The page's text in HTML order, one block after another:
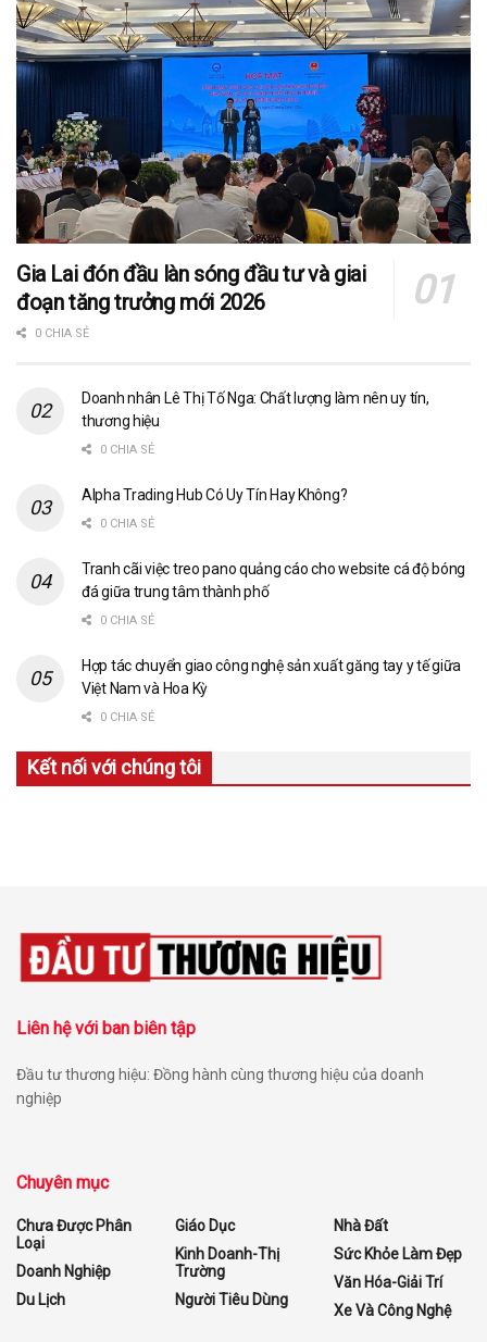
Gia Lai đón đầu làn sóng đầu tư và giai
đoạn tăng trưởng mới 2026
0 CHIA SẺ
Doanh nhân Lê Thị Tố Nga: Chất lượng làm nên uy tín,
thương hiệu
0 CHIA SẺ
Alpha Trading Hub Có Uy Tín Hay Không?
0 CHIA SẺ
Tranh cãi việc treo pano quảng cáo cho website cá độ bóng
đá giữa trung tâm thành phố
0 CHIA SẺ
Hợp tác chuyển giao công nghệ sản xuất găng tay y tế giữa
Việt Nam và Hoa Kỳ
0 CHIA SẺ
Kết nối với chúng tôi
Liên hệ với ban biên tập
Đầu tư thương hiệu: Đồng hành cùng thương hiệu của doanh
nghiệp
Chuyên mục
Chưa Được Phân
Loại
Doanh Nghiệp
Du Lịch
Giáo Dục
Kinh Doanh-Thị
Trường
Người Tiêu Dùng
Nhà Đất
Sức Khỏe Làm Đẹp
Văn Hóa-Giải Trí
Xe Và Công Nghệ